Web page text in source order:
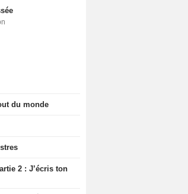
du monde
2 : J’écris ton